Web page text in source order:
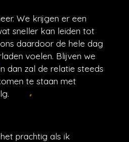
We krijgen er een
sneller kan leiden tot
daardoor de hele dag
voelen. Blijven we
dan zal de relatie steeds
te staan met
prachtig als ik